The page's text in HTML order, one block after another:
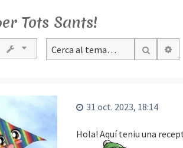
Tots Sants!
Cerca
31 oct. 2023, 18:14
Hola! Aquí teniu una